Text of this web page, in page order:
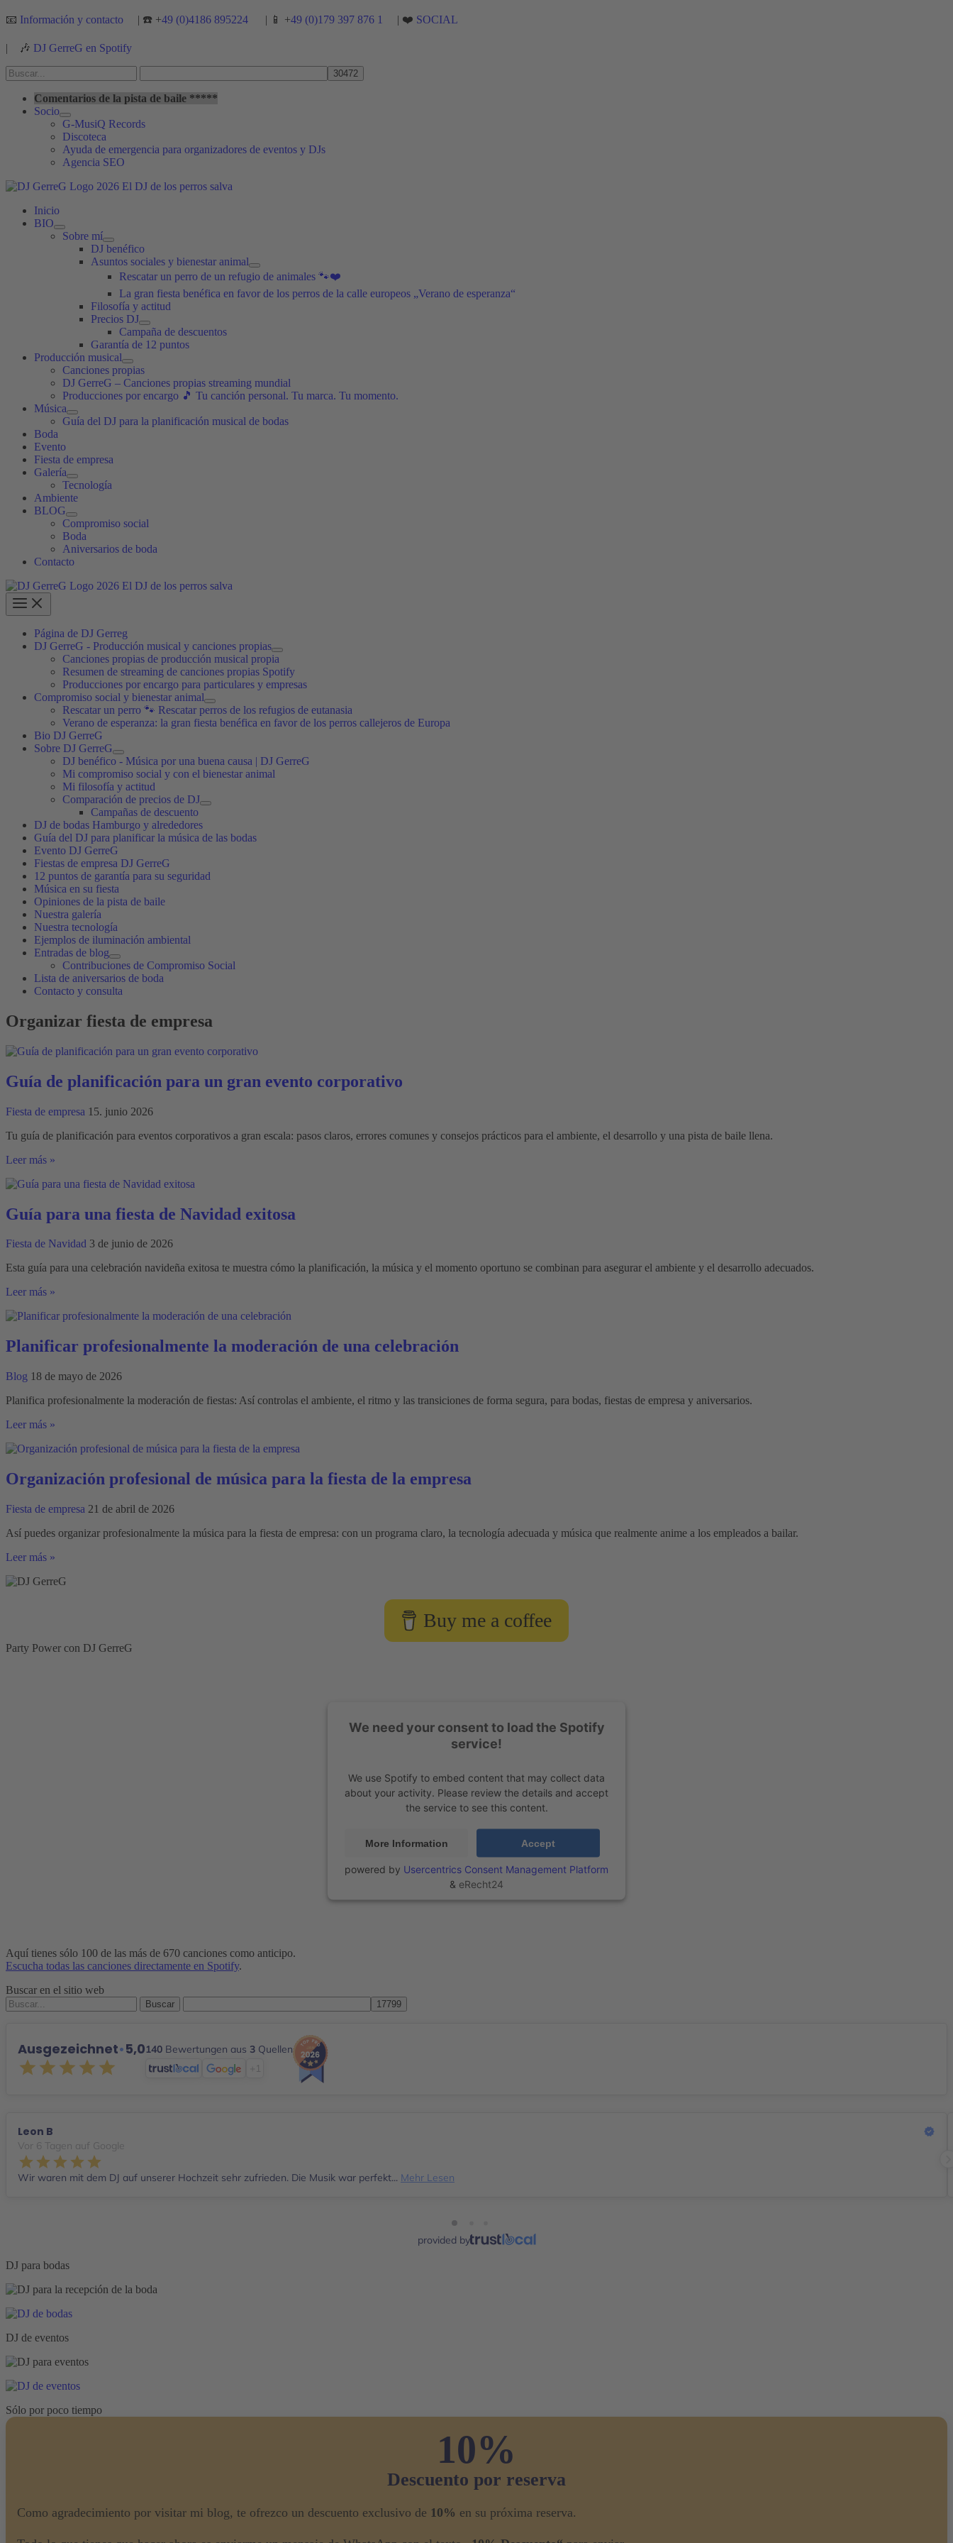
Ir
contenido
📧 Información y contacto | ☎️ +49 (0)4186 895224 | 📱 +49 (0)179 397 876 1 | ❤️ SOCIAL
| 🎶 DJ GerreG en Spotify
Buscar
por:
Comentarios de la pista de baile *****
Socio
G-MusiQ Records
Discoteca
Ayuda de emergencia para organizadores de eventos y DJs
Agencia SEO
Inicio
BIO
Sobre mí
DJ benéfico
Asuntos sociales y bienestar animal
Rescatar un perro de un refugio de animales 🐾❤️
La gran fiesta benéfica en favor de los perros de la calle europeos „Verano de esperanza“
Filosofía y actitud
Precios DJ
Campaña de descuentos
Garantía de 12 puntos
Producción musical
Canciones propias
DJ GerreG – Canciones propias streaming mundial
Producciones por encargo 🎵 Tu canción personal. Tu marca. Tu momento.
Música
Guía del DJ para la planificación musical de bodas
Boda
Evento
Fiesta de empresa
Galería
Tecnología
Ambiente
BLOG
Compromiso social
Boda
Aniversarios de boda
Contacto
Página de DJ Gerreg
DJ GerreG - Producción musical y canciones propias
Canciones propias de producción musical propia
Resumen de streaming de canciones propias Spotify
Producciones por encargo para particulares y empresas
Compromiso social y bienestar animal
Rescatar un perro 🐾 Rescatar perros de los refugios de eutanasia
Verano de esperanza: la gran fiesta benéfica en favor de los perros callejeros de Europa
Bio DJ GerreG
Sobre DJ GerreG
DJ benéfico - Música por una buena causa | DJ GerreG
Mi compromiso social y con el bienestar animal
Mi filosofía y actitud
Comparación de precios de DJ
Campañas de descuento
DJ de bodas Hamburgo y alrededores
Guía del DJ para planificar la música de las bodas
Evento DJ GerreG
Fiestas de empresa DJ GerreG
12 puntos de garantía para su seguridad
Música en su fiesta
Opiniones de la pista de baile
Nuestra galería
Nuestra tecnología
Ejemplos de iluminación ambiental
Entradas de blog
Contribuciones de Compromiso Social
Lista de aniversarios de boda
Contacto y consulta
Organizar fiesta de empresa
Guía de planificación para un gran evento corporativo
Fiesta de empresa 15. junio 2026
Tu guía de planificación para eventos corporativos a gran escala: pasos claros, errores comunes y consejos prácticos para el ambiente, el desarrollo y una pista de baile llena.
Guía
planificación
un
gran
corporativo
Leer más »
Guía para una fiesta de Navidad exitosa
Fiesta de Navidad 3 de junio de 2026
Esta guía para una celebración navideña exitosa te muestra cómo la planificación, la música y el momento oportuno se combinan para asegurar el ambiente y el desarrollo adecuados.
Guía
una
de
Navidad
Leer más »
Planificar profesionalmente la moderación de una celebración
Blog 18 de mayo de 2026
Planifica profesionalmente la moderación de fiestas: Así controlas el ambiente, el ritmo y las transiciones de forma segura, para bodas, fiestas de empresa y aniversarios.
Planificar
la
de
una
Leer más »
Organización profesional de música para la fiesta de la empresa
Fiesta de empresa 21 de abril de 2026
Así puedes organizar profesionalmente la música para la fiesta de empresa: con un programa claro, la tecnología adecuada y música que realmente anime a los empleados a bailar.
Organización
de
de
Leer más »
Buy me a coffee
Party Power con DJ GerreG
We need your consent to load the Spotify
service!
We use Spotify to embed content that may collect data
about your activity. Please review the details and accept
the service to see this content.
More Information Accept
powered by Usercentrics Consent Management Platform
& eRecht24
Aquí tienes sólo 100 de las más de 670 canciones como anticipo.
Escucha todas las canciones directamente en Spotify.
Buscar en el sitio web
Buscar
por:
Ausgezeichnet•5,0140 Bewertungen aus 3 Quellen
+1
Leon B
Vor 6 Tagen auf Google
Wir waren mit dem DJ auf unserer Hochzeit sehr zufrieden. Die Musik war perfekt... Mehr Lesen
provided by
DJ para bodas
DJ de eventos
Sólo por poco tiempo
10%
Descuento por reserva
Como agradecimiento por visitar mi blog, te ofrezco un descuento exclusivo de 10% en su próxima reserva.